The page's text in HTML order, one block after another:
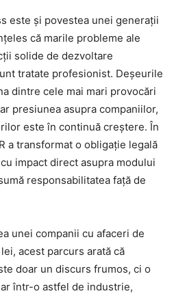
este și povestea unei generații
că marile probleme ale
solide de dezvoltare
tratate profesionist. Deșeurile
dintre cele mai mari provocări
presiunea asupra companiilor,
este în continuă creștere. În
a transformat o obligație legală
impact direct asupra modului
responsabilitatea față de
unei companii cu afaceri de
acest parcurs arată că
doar un discurs frumos, ci o
într-o astfel de industrie,